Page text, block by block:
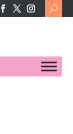
Search
for: